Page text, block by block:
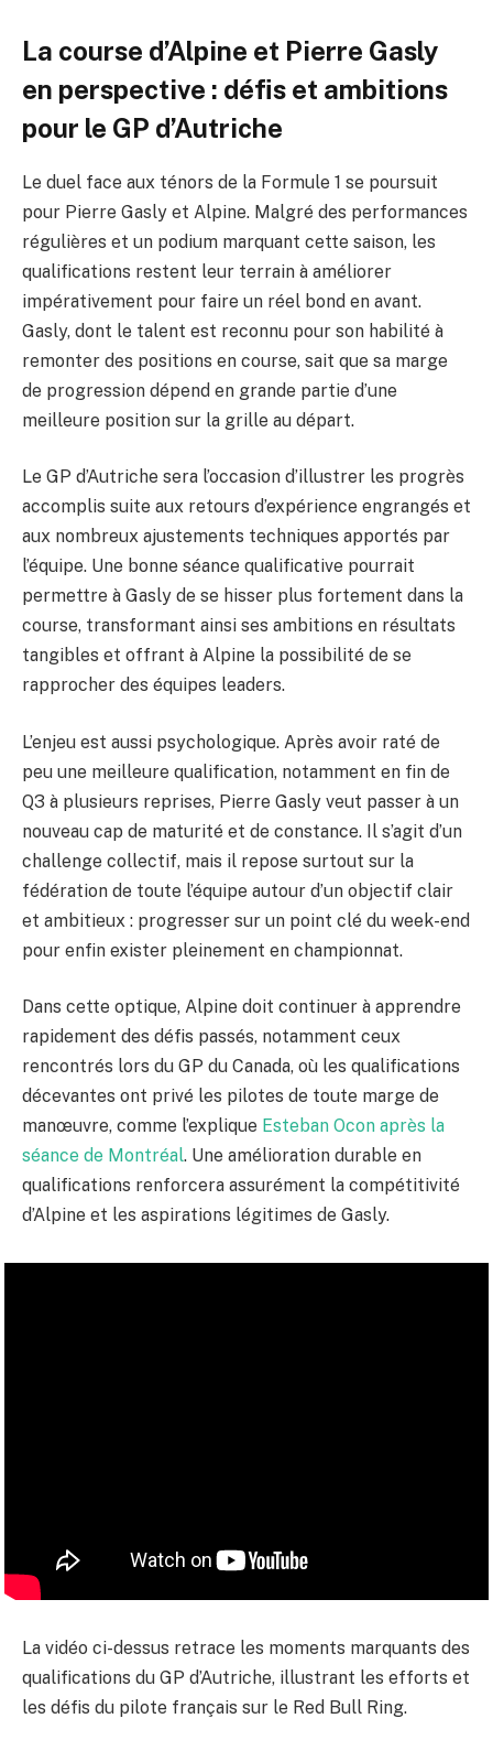
La course d’Alpine et Pierre Gasly
en perspective : défis et ambitions
pour le GP d’Autriche
Le duel face aux ténors de la Formule 1 se poursuit
pour Pierre Gasly et Alpine. Malgré des performances
régulières et un podium marquant cette saison, les
qualifications restent leur terrain à améliorer
impérativement pour faire un réel bond en avant.
Gasly, dont le talent est reconnu pour son habilité à
remonter des positions en course, sait que sa marge
de progression dépend en grande partie d’une
meilleure position sur la grille au départ.
Le GP d’Autriche sera l’occasion d’illustrer les progrès
accomplis suite aux retours d’expérience engrangés et
aux nombreux ajustements techniques apportés par
l’équipe. Une bonne séance qualificative pourrait
permettre à Gasly de se hisser plus fortement dans la
course, transformant ainsi ses ambitions en résultats
tangibles et offrant à Alpine la possibilité de se
rapprocher des équipes leaders.
L’enjeu est aussi psychologique. Après avoir raté de
peu une meilleure qualification, notamment en fin de
Q3 à plusieurs reprises, Pierre Gasly veut passer à un
nouveau cap de maturité et de constance. Il s’agit d’un
challenge collectif, mais il repose surtout sur la
fédération de toute l’équipe autour d’un objectif clair
et ambitieux : progresser sur un point clé du week-end
pour enfin exister pleinement en championnat.
Dans cette optique, Alpine doit continuer à apprendre
rapidement des défis passés, notamment ceux
rencontrés lors du GP du Canada, où les qualifications
décevantes ont privé les pilotes de toute marge de
manœuvre, comme l’explique Esteban Ocon après la
séance de Montréal. Une amélioration durable en
qualifications renforcera assurément la compétitivité
d’Alpine et les aspirations légitimes de Gasly.
La vidéo ci-dessus retrace les moments marquants des
qualifications du GP d’Autriche, illustrant les efforts et
les défis du pilote français sur le Red Bull Ring.